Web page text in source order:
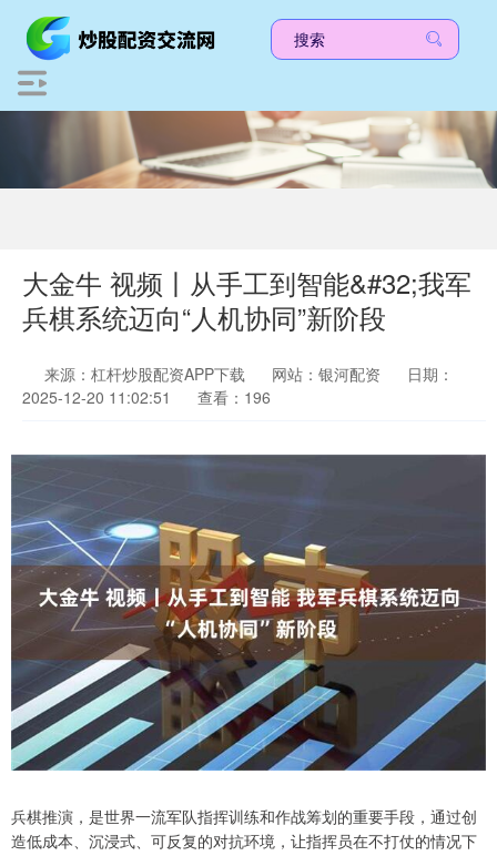
大金牛 视频丨从手工到智能&#32;我军
兵棋系统迈向“人机协同”新阶段
来源：杠杆炒股配资APP下载 网站：银河配资
日期：
2025-12-20 11:02:51
查看：196
兵棋推演，是世界一流军队指挥训练和作战筹划的重要手段，通过创
造低成本、沉浸式、可反复的对抗环境，让指挥员在不打仗的情况下